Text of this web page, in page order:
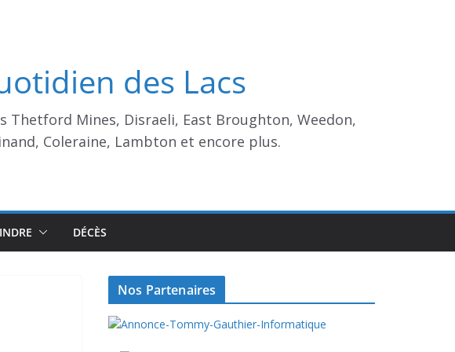
des Lacs
Thetford Mines, Disraeli, East Broughton, Weedon,
Coleraine, Lambton et encore plus.
DÉCÈS
Nos Partenaires